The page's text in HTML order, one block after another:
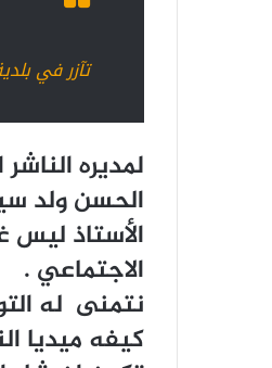
تآزر في
لمديره الناشر
الحسن ولد
الأستاذ ليس
الاجتماعي .
نتمنى له
كيفه ميديا